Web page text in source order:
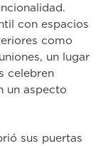
con espacios
como
un lugar
celebren
un aspecto
sus puertas